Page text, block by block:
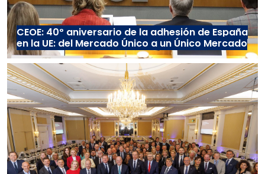
CEOE: 40º aniversario de la adhesión de España
en la UE: del Mercado Único a un Único Mercado